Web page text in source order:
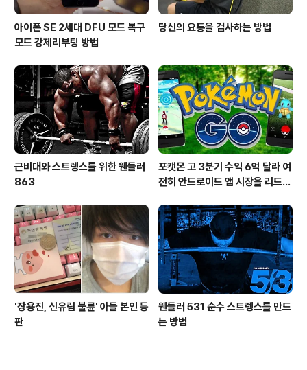
아이폰 SE 2세대 DFU 모드 복구
모드 강제리부팅 방법
당신의 요통을 검사하는 방법
근비대와 스트렝스를 위한 웬들러
863
포캣몬 고 3분기 수익 6억 달라 여
전히 안드로이드 앱 시장을 리드
'장용진, 신유림 불륜' 아들 본인 등
판
웬들러 531 순수 스트렝스를 만드
는 방법